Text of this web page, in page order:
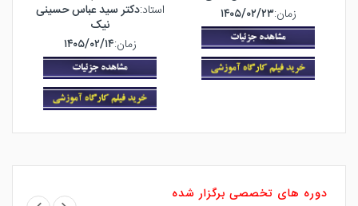
زمان:۱۴۰۵/۰۲/۲۳ استاد:دکتر سید عباس حسینی
نیک
زمان:۱۴۰۵/۰۲/۱۴
دوره های تخصصی برگزار شده